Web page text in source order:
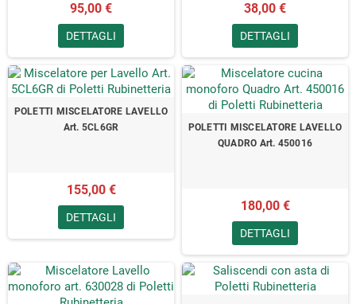
95,00 €
DETTAGLI
38,00 €
DETTAGLI
POLETTI MISCELATORE LAVELLO
Art. 5CL6GR
155,00 €
DETTAGLI
POLETTI MISCELATORE LAVELLO
QUADRO Art. 450016
180,00 €
DETTAGLI